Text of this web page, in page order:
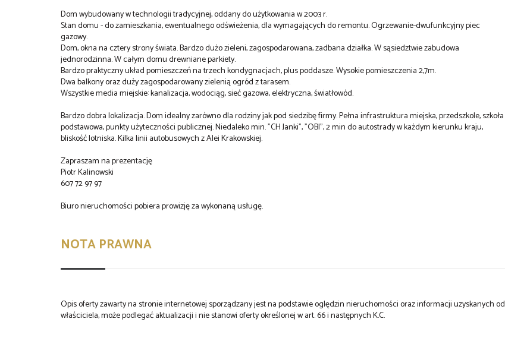
Dom wybudowany w technologii tradycyjnej, oddany do użytkowania w 2003 r.
Stan domu - do zamieszkania, ewentualnego odświeżenia, dla wymagających do remontu. Ogrzewanie-dwufunkcyjny piec
gazowy.
Dom, okna na cztery strony świata. Bardzo dużo zieleni, zagospodarowana, zadbana działka. W sąsiedztwie zabudowa
jednorodzinna. W całym domu drewniane parkiety.
Bardzo praktyczny układ pomieszczeń na trzech kondygnacjach, plus poddasze. Wysokie pomieszczenia 2,7m.
Dwa balkony oraz duży zagospodarowany zielenią ogród z tarasem.
Wszystkie media miejskie: kanalizacja, wodociąg, sieć gazowa, elektryczna, światłowód.
Bardzo dobra lokalizacja. Dom idealny zarówno dla rodziny jak pod siedzibę firmy. Pełna infrastruktura miejska, przedszkole, szkoła
podstawowa, punkty użyteczności publicznej. Niedaleko min. "CH Janki", "OBI", 2 min do autostrady w każdym kierunku kraju,
bliskość lotniska. Kilka linii autobusowych z Alei Krakowskiej.
Zapraszam na prezentację
Piotr Kalinowski
607 72 97 97
Biuro nieruchomości pobiera prowizję za wykonaną usługę.
NOTA PRAWNA
Opis oferty zawarty na stronie internetowej sporządzany jest na podstawie oględzin nieruchomości oraz informacji uzyskanych od
właściciela, może podlegać aktualizacji i nie stanowi oferty określonej w art. 66 i następnych K.C.